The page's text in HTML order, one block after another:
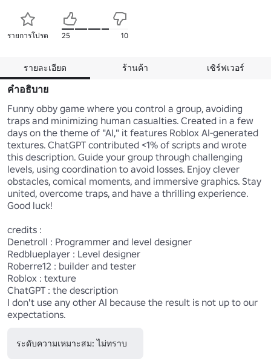
รายการโปรด 25 10
รายละเอียด ร้านค้า เซิร์ฟเวอร์
คำอธิบาย
Funny obby game where you control a group, avoiding
traps and minimizing human casualties. Created in a few
days on the theme of "AI," it features Roblox AI-generated
textures. ChatGPT contributed <1% of scripts and wrote
this description. Guide your group through challenging
levels, using coordination to avoid losses. Enjoy clever
obstacles, comical moments, and immersive graphics. Stay
united, overcome traps, and have a thrilling experience.
Good luck!
credits :
Denetroll : Programmer and level designer
Redblueplayer : Level designer
Roberre12 : builder and tester
Roblox : texture
ChatGPT : the description
I don't use any other AI because the result is not up to our
expectations.
ระดับความเหมาะสม: ไม่ทราบ